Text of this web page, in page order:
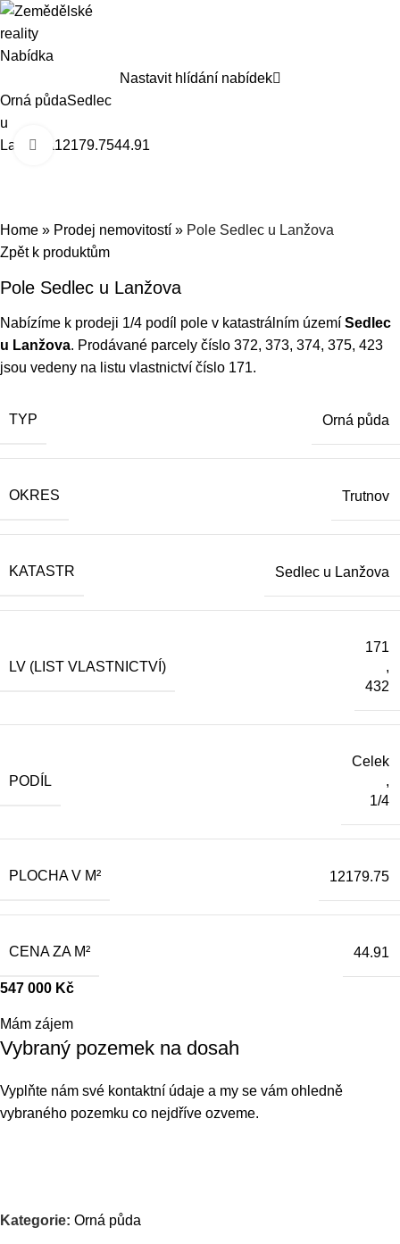
Nabídka
Nastavit hlídání nabídek
Orná půdaSedlec
u
Lanžova12179.7544.91
Zobrazit pro zvětšení
Home » Prodej nemovitostí » Pole Sedlec u Lanžova
Zpět k produktům
Pole Sedlec u Lanžova
Nabízíme k prodeji 1/4 podíl pole v katastrálním území Sedlec
u Lanžova. Prodávané parcely číslo 372, 373, 374, 375, 423
jsou vedeny na listu vlastnictví číslo 171.
TYP Orná půda
OKRES Trutnov
KATASTR Sedlec u Lanžova
LV (LIST VLASTNICTVÍ)
171
,
432
PODÍL
Celek
,
1/4
PLOCHA V M² 12179.75
CENA ZA M² 44.91
547 000 Kč
Mám zájem
Vybraný pozemek na dosah
Vyplňte nám své kontaktní údaje a my se vám ohledně
vybraného pozemku co nejdříve ozveme.
Kategorie: Orná půda